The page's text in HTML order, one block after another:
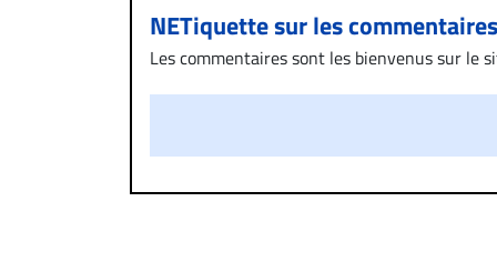
NETiquette sur les commentaires
Les commentaires sont les bienvenus sur le
Si votre demande apparait légitime, le
l’espace dédié aux commentaires pour